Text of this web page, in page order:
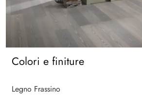
Colori e finiture
Legno Frassino